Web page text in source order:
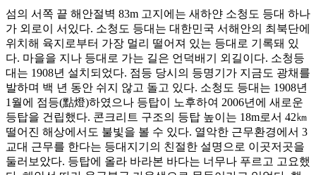
섬의 서쪽 끝 해안절벽 83m 고지에는 새하얀 소청도 등대 하나
가 외로이 서있다. 소청도 등대는 대한민국 서해안의 최북단에
위치해 육지로부터 가장 멀리 떨어져 있는 등대로 기록돼 있
다. 마을을 지나 등대로 가는 길은 언덕배기 외길이다. 소청등
대는 1908년 설치되었다. 점등 당시의 등명기가 지금도 광채를
발하며 백 년 동안 쉬지 않고 돌고 있다. 소청도 등대는 1908년
1월에 점등(點燈)하였으나 등탑이 노후하여 2006년에 새로운
등탑을 건립했다. 콘크리트 구조의 등탑 높이는 18m로서 42㎞
떨어진 해상에서도 불빛을 볼 수 있다. 열악한 근무환경에서 3
교대 근무를 한다는 등대지기의 친절한 설명으로 이곳저곳을
둘러보았다. 등탑에 올라 바라본 바다는 너무나 푸르고 고요했